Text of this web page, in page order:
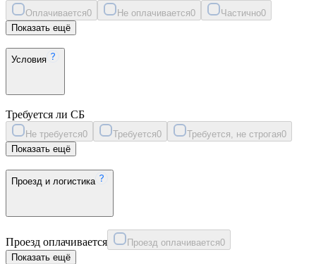
Оплачивается0 Не оплачивается0 Частично0
Показать ещё
Условия
Требуется ли СБ
Не требуется0 Требуется0 Требуется, не строгая0
Показать ещё
Проезд и логистика
Проезд оплачивается Проезд оплачивается0
Показать ещё